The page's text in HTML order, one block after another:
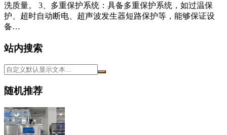
洗质量。 3、多重保护系统：具备多重保护系统，如过温保
护、超时自动断电、超声波发生器短路保护等，能够保证设
备…
站内搜索
随机推荐